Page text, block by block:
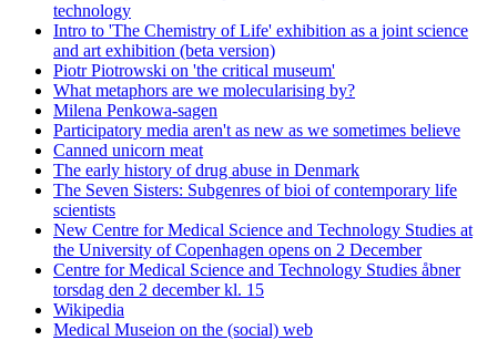
technology
Intro to 'The Chemistry of Life' exhibition as a joint science
and art exhibition (beta version)
Piotr Piotrowski on 'the critical museum'
What metaphors are we molecularising by?
Milena Penkowa-sagen
Participatory media aren't as new as we sometimes believe
Canned unicorn meat
The early history of drug abuse in Denmark
The Seven Sisters: Subgenres of bioi of contemporary life
scientists
New Centre for Medical Science and Technology Studies at
the University of Copenhagen opens on 2 December
Centre for Medical Science and Technology Studies åbner
torsdag den 2 december kl. 15
Wikipedia
Medical Museion on the (social) web